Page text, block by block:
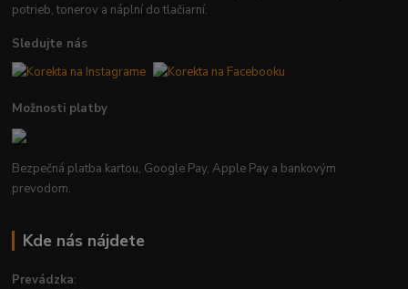
potrieb, tonerov a náplní do tlačiarní.
Sledujte nás
Možnosti platby
Bezpečná platba kartou, Google Pay, Apple Pay a bankovým
prevodom.
Kde nás nájdete
Prevádzka: